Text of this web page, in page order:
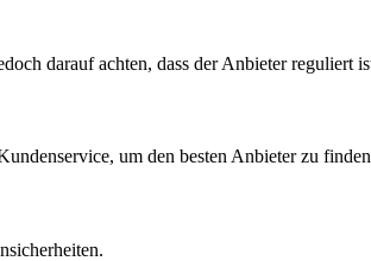
darauf achten, dass der Anbieter reguliert
um den besten Anbieter zu